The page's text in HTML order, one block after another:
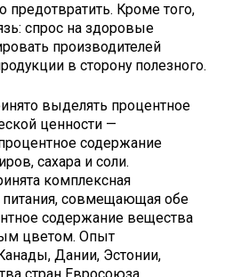
предотвратить. Кроме того,
спрос на здоровые
производителей
в сторону полезного.
выделять процентное
ценности —
содержание
сахара и соли.
комплексная
питания, совмещающая обе
содержание вещества
цветом. Опыт
Дании, Эстонии,